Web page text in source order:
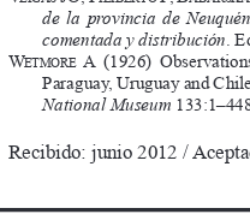
de  la  provincia  de
comentada y distribución .
We t M o r e A
(1926)  Observations
Paraguay, Uruguay and
National Museum
Recibido: junio 2012 /